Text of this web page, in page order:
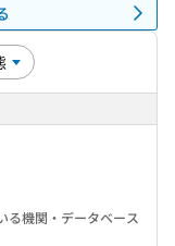
る機関・データベース